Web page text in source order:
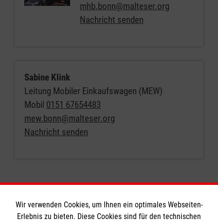
mhb.bonn@malteser.org
Nachricht senden
Sabine Klink
Leitung Mobiler Einkaufswagen (MEW)
Mobil 0151 67654483
mew.bonn@malteser.org
Nachricht senden
Wir verwenden Cookies, um Ihnen ein optimales Webseiten-
Erlebnis zu bieten. Diese Cookies sind für den technischen